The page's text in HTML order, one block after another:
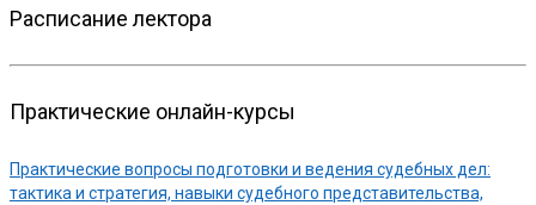
Расписание лектора
Практические онлайн-курсы
Практические вопросы подготовки и ведения судебных дел:
тактика и стратегия, навыки судебного представительства,